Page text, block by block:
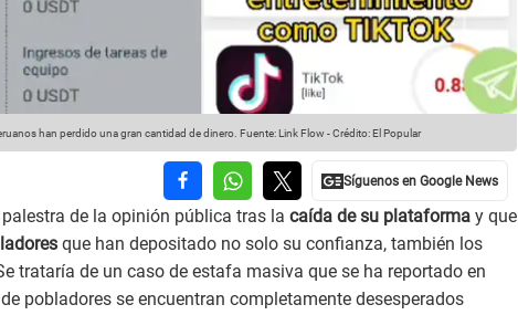
han perdido una gran cantidad de dinero. Fuente: Link Flow -Crédito: El Popular
de la opinión pública tras la caída de su plataforma y que
que han depositado no solo su confianza, también los
trataría de un caso de estafa masiva que se ha reportado en
pobladores se encuentran completamente desesperados